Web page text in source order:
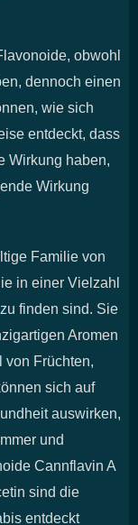
obwohl
dennoch einen
wie sich
entdeckt, dass
Wirkung haben,
Wirkung
Familie von
in einer Vielzahl
finden sind. Sie
Aromen
von Früchten,
sich auf
auswirken,
und
Cannflavin A
sind die
entdeckt